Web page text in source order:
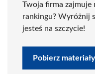
Twoja firma zajmuje
rankingu? Wyróżnij
jesteś na szczycie!
Pobierz